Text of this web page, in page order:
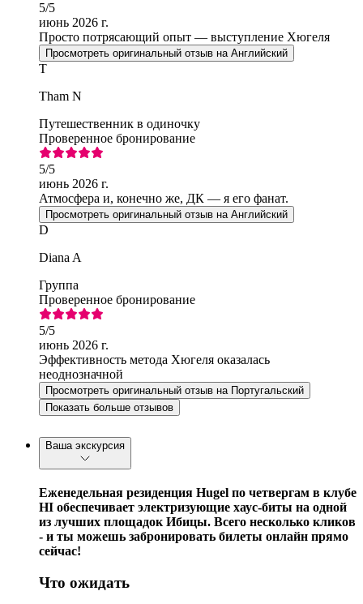
5/5
июнь 2026 г.
Просто потрясающий опыт — выступление Хюгеля
Просмотреть оригинальный отзыв на Английский
T
Tham N
Путешественник в одиночку
Проверенное бронирование
5/5
июнь 2026 г.
Атмосфера и, конечно же, ДК — я его фанат.
Просмотреть оригинальный отзыв на Английский
D
Diana A
Группа
Проверенное бронирование
5/5
июнь 2026 г.
Эффективность метода Хюгеля оказалась
неоднозначной
Просмотреть оригинальный отзыв на Португальский
Показать больше отзывов
Ваша экскурсия
Еженедельная резиденция Hugel по четвергам в клубе
HI обеспечивает электризующие хаус-биты на одной
из лучших площадок Ибицы. Всего несколько кликов
- и ты можешь забронировать билеты онлайн прямо
сейчас!
Что ожидать